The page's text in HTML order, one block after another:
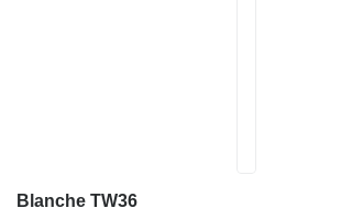
Blanche TW36